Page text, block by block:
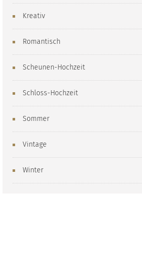
Kreativ
Romantisch
Scheunen-Hochzeit
Schloss-Hochzeit
Sommer
Vintage
Winter